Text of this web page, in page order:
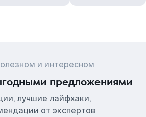
и интересном
предложениями
лучшие лайфхаки,
от экспертов